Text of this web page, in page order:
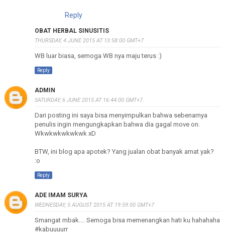
Reply
OBAT HERBAL SINUSITIS
THURSDAY, 4 JUNE 2015 AT 13:58:00 GMT+7
WB luar biasa, semoga WB nya maju terus :)
Reply
ADMIN
SATURDAY, 6 JUNE 2015 AT 16:44:00 GMT+7
Dari posting ini saya bisa menyimpulkan bahwa sebenarnya
penulis ingin mengungkapkan bahwa dia gagal move on.
Wkwkwkwkwkwk xD
BTW, ini blog apa apotek? Yang jualan obat banyak amat yak?
:o
Reply
ADE IMAM SURYA
WEDNESDAY, 5 AUGUST 2015 AT 19:59:00 GMT+7
Smangat mbak.... Semoga bisa memenangkan hati ku hahahaha
#kabuuuurr